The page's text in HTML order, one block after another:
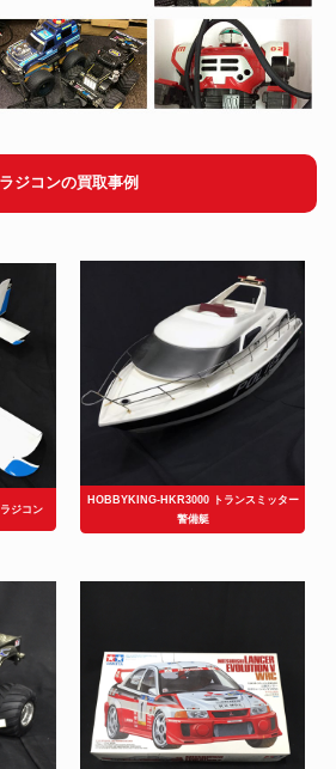
ラジコンの買取事例
ジコン
HOBBYKING-HKR3000 トランスミッター
警備艇